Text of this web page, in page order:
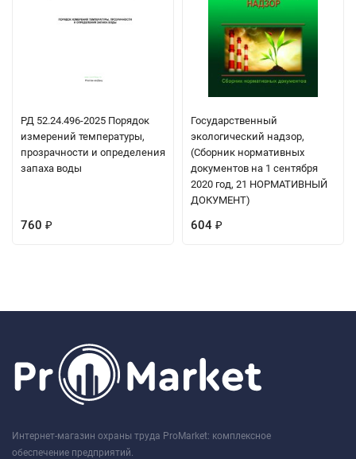
РД 52.24.496-2025 Порядок
измерений температуры,
прозрачности и определения
запаха воды
760 ₽
Государственный
экологический надзор,
(Сборник нормативных
документов на 1 сентября
2020 год, 21 НОРМАТИВНЫЙ
ДОКУМЕНТ)
604 ₽
Интернет-магазин охраны труда ProMarket: комплексное
обеспечение предприятий.